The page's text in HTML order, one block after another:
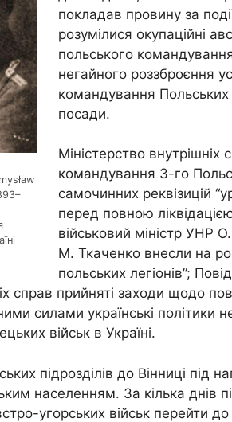
покладав провину за
розумілися окупаційні
польського
негайного роззброєння
командування Польських
посади.
Міністерство
командування 3-го
самочинних реквізицій
перед повною
військовий міністр УНР
М. Ткаченко внесли на
польських легіонів”;
справ прийняті заходи щодо
силами українські
військ в Україні.
підрозділів до Вінниці під
населенням. За кілька днів
угорських військ перейти